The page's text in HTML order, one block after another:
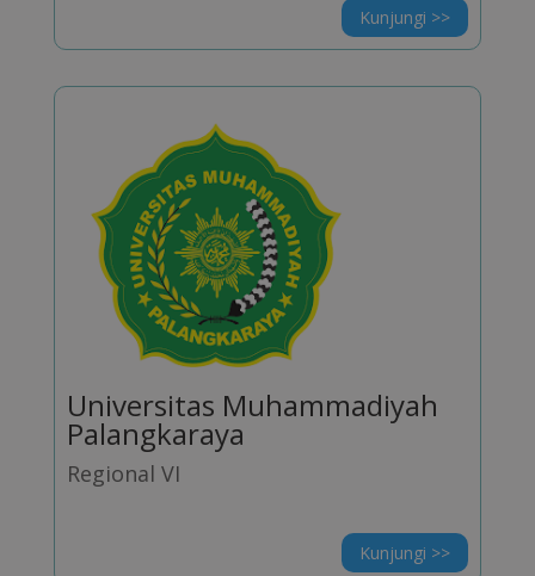
Kunjungi >>
Universitas Muhammadiyah
Palangkaraya
Regional VI
Kunjungi >>